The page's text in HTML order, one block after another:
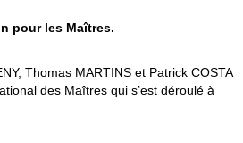
pour les Maîtres.
Thomas MARTINS et Patrick COSTA
des Maîtres qui s’est déroulé à